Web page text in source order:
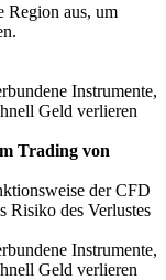
Region aus, um
Instrumente,
Geld verlieren
Trading von
der CFD
Risiko des Verlustes
Instrumente,
Geld verlieren